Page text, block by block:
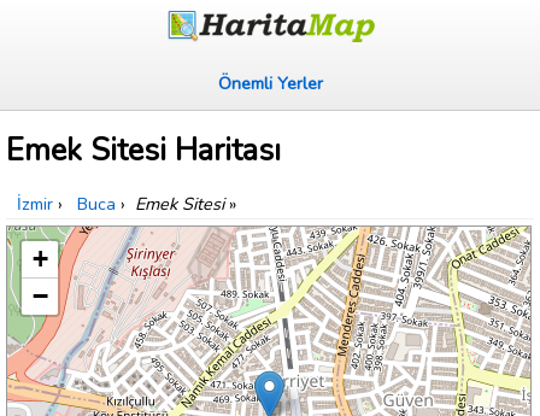
Önemli Yerler
Emek Sitesi Haritası
İzmir › Buca › Emek Sitesi»
+
−